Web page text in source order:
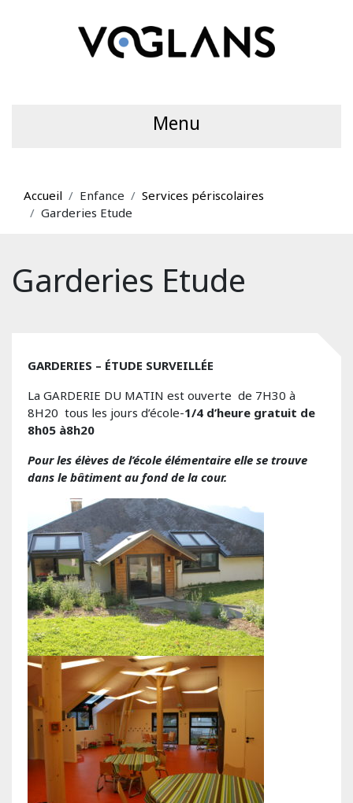
Menu
Accueil Enfance
Services périscolaires
Garderies Etude
Garderies Etude
GARDERIES – ÉTUDE SURVEILLÉE
La GARDERIE DU MATIN est ouverte de 7H30 à
8H20 tous les jours d’école-1/4 d’heure gratuit de
8h05 à8h20
Pour les élèves de l’école élémentaire elle se trouve
dans le bâtiment au fond de la cour.